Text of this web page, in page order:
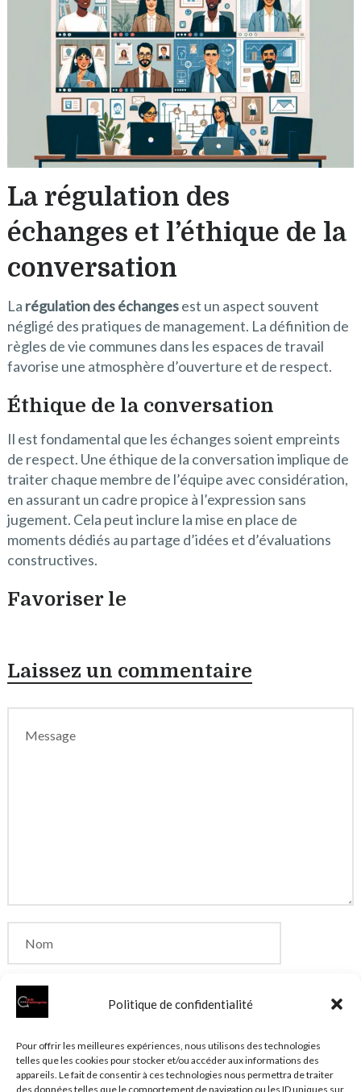
Politique de confidentialité
Pour offrir les meilleures expériences, nous utilisons des technologies
telles que les cookies pour stocker et/ou accéder aux informations des
appareils. Le fait de consentir à ces technologies nous permettra de traiter
des données telles que le comportement de navigation ou les ID uniques sur
La régulation des
échanges et l’éthique de la
conversation
La régulation des échangesest un aspect souvent
négligé des pratiques de management. La définition de
règles de vie communes dans les espaces de travail
favorise une atmosphère d’ouverture et de respect.
Éthique de la conversation
Il est fondamental que les échanges soient empreints
de respect. Une éthique de la conversation implique de
traiter chaque membre de l’équipe avec considération,
en assurant un cadre propice à l’expression sans
jugement. Cela peut inclure la mise en place de
moments dédiés au partage d’idées et d’évaluations
constructives.
Favoriser le
Laissez un commentaire
Enregistrer mon nom, mon e-mail et mon site dans
le navigateur pour mon prochain commentaire.